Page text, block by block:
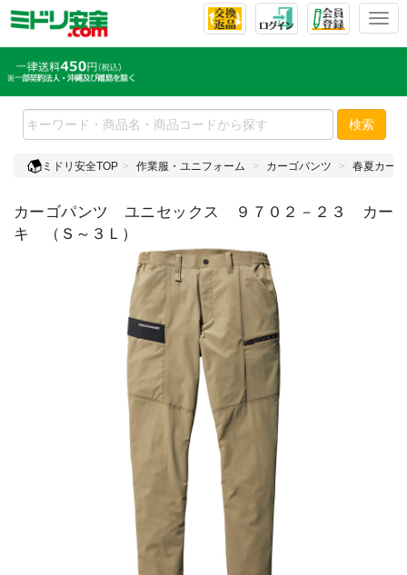
T
l
e
n
v
g
検索
ミドリ安全TOP 作業服・ユニフォーム カーゴパンツ 春夏カー
カーゴパンツ ユニセックス ９７０２－２３ カー
キ （Ｓ～３Ｌ）